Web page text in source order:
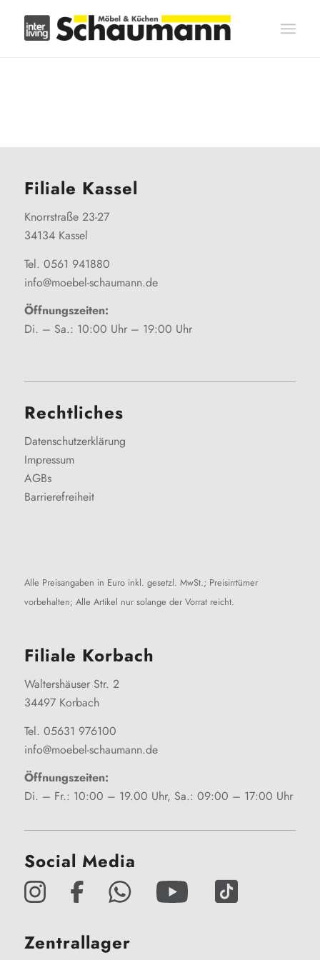
Filiale Kassel
Knorrstraße 23-27
34134 Kassel
Tel. 0561 941880
info@moebel-schaumann.de
Öffnungszeiten:
Di. – Sa.: 10:00 Uhr – 19:00 Uhr
Rechtliches
Datenschutzerklärung
Impressum
AGBs
Barrierefreiheit
Alle Preisangaben in Euro inkl. gesetzl. MwSt.; Preisirrtümer
vorbehalten; Alle Artikel nur solange der Vorrat reicht.
Filiale Korbach
Waltershäuser Str. 2
34497 Korbach
Tel. 05631 976100
info@moebel-schaumann.de
Öffnungszeiten:
Di. – Fr.: 10:00 – 19.00 Uhr, Sa.: 09:00 – 17:00 Uhr
Social Media
Zentrallager